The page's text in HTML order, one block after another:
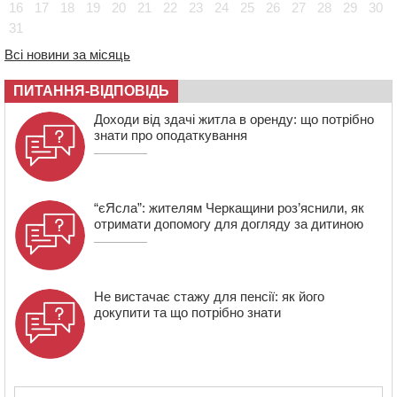
полеглий біля Кліщіївки воїн
сплатили на Черкащині
06 СЕРПНЯ 2026, ЧЕТВЕР
21:13 Вісім медалей, з яких чотири золоті: черкаські
спортсмени тріумфували на чемпіонаті України
16
17 18 19 20 21 22 23 24 25 26 27 28 29
30
31
Всі новини за місяць
ПИТАННЯ-ВІДПОВІДЬ
Доходи від здачі житла в оренду: що потрібно
знати про оподаткування
“єЯсла”: жителям Черкащини роз’яснили, як
отримати допомогу для догляду за дитиною
Не вистачає стажу для пенсії: як його
докупити та що потрібно знати